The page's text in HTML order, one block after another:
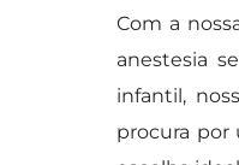
Com a
anestesia
infantil,
procura